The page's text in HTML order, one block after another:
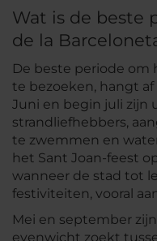
Wat is de beste
de la
De beste periode om
te bezoeken, hangt
Juni en begin juli zijn
strandliefhebbers,
te zwemmen en
het Sant Joan-feest
wanneer de stad tot
festiviteiten, vooral
Mei en september
evenwicht zoekt